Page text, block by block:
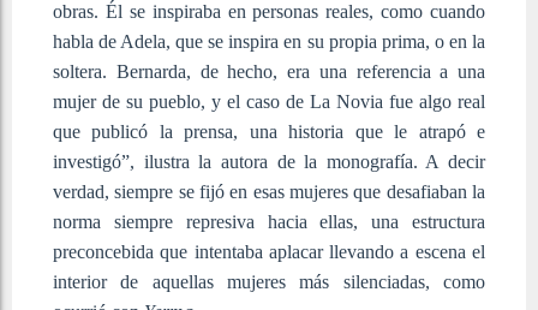
obras. Él se inspiraba en personas reales, como cuando
habla de Adela, que se inspira en su propia prima, o en la
soltera. Bernarda, de hecho, era una referencia a una
mujer de su pueblo, y el caso de La Novia fue algo real
que publicó la prensa, una historia que le atrapó e
investigó”, ilustra la autora de la monografía. A decir
verdad, siempre se fijó en esas mujeres que desafiaban la
norma siempre represiva hacia ellas, una estructura
preconcebida que intentaba aplacar llevando a escena el
interior de aquellas mujeres más silenciadas, como